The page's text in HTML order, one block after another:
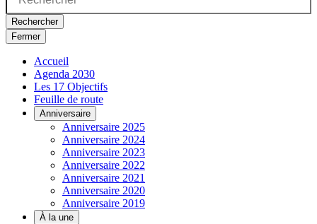
Rechercher
Fermer
Accueil
Agenda 2030
Les 17 Objectifs
Feuille de route
Anniversaire
Anniversaire 2025
Anniversaire 2024
Anniversaire 2023
Anniversaire 2022
Anniversaire 2021
Anniversaire 2020
Anniversaire 2019
À la une